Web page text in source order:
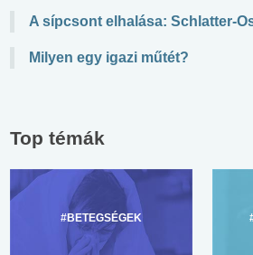
A sípcsont elhalása: Schlatter-
Milyen egy igazi műtét?
Top témák
#BETEGSÉGEK